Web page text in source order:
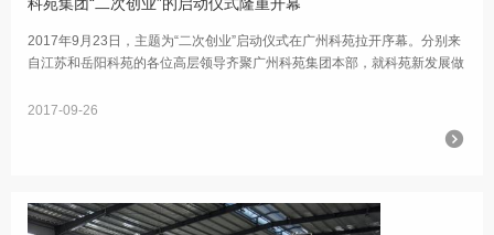
2017年9月23日，主题为“二次创业”启动仪式在广州科苑拉开序幕。分别来
自江苏和岳阳科苑的各位高层领导齐聚广州科苑集团本部，就科苑新发展做
次...
2017-09-26